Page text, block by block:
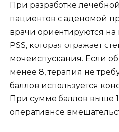
При разработке
пациентов с аденомой
врачи ориентируются
PSS, которая отражает
мочеиспускания. Если
менее 8, терапия не
баллов используется
При сумме баллов выше
оперативное